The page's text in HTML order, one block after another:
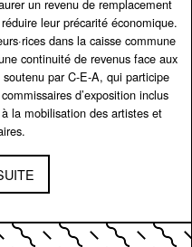
un revenu de remplacement
leur précarité économique.
dans la caisse commune
continuité de revenus face aux
par C-E-A, qui participe
d’exposition inclus
la mobilisation des artistes et